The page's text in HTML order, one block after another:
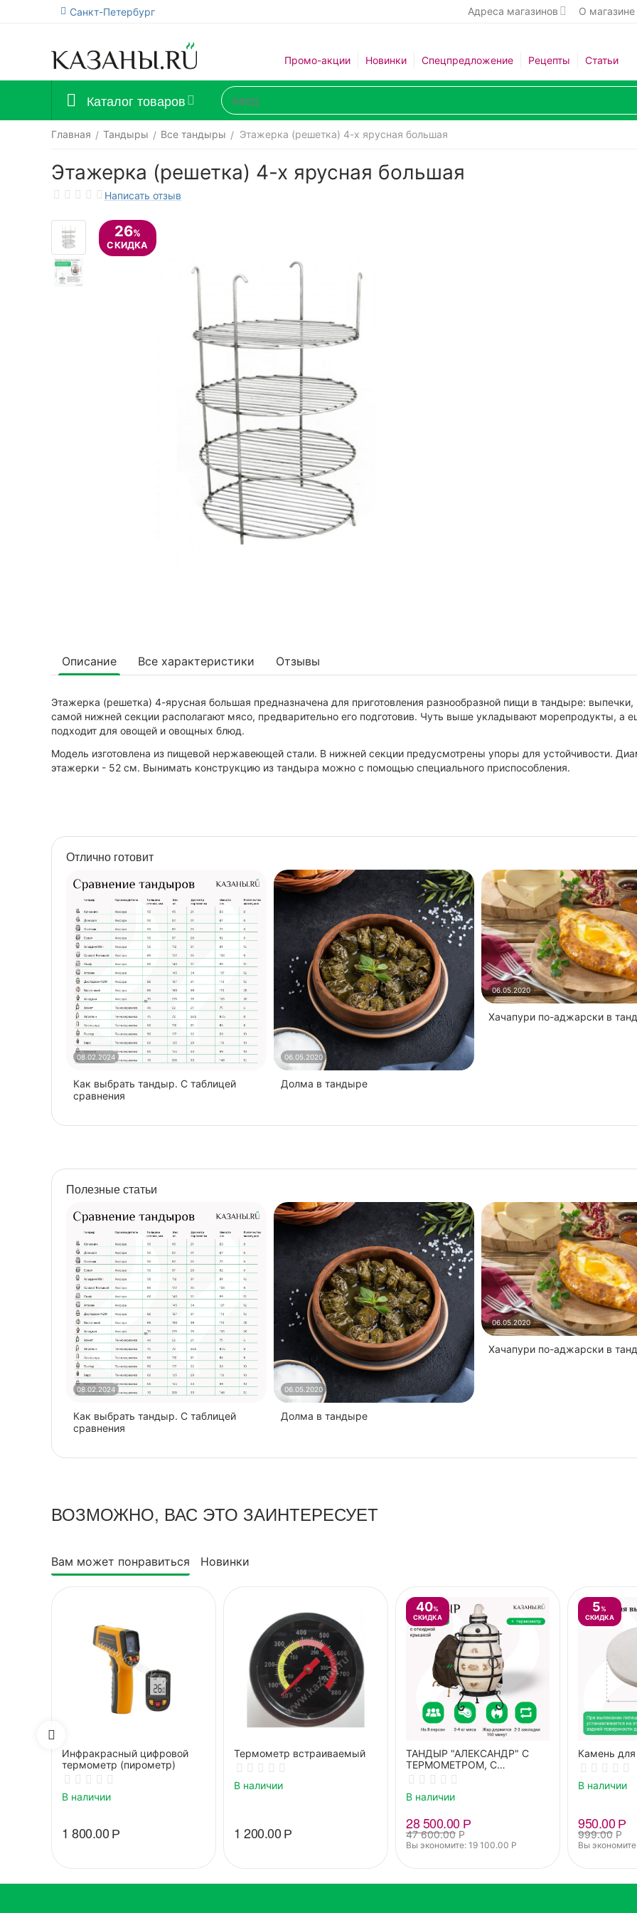
Санкт-Петербург Адреса магазинов О магазине
Промо-акции Новинки Спецпредложение Рецепты Статьи
Каталог товаров
Главная / Тандыры / Все тандыры / Этажерка (решетка) 4-х ярусная большая
Этажерка (решетка) 4-х ярусная большая
Написать отзыв
26
Описание Все характеристики Отзывы
Этажерка (решетка) 4-ярусная большая предназначена для приготовления разнообразной пищи в тандыре:
самой нижней секции располагают мясо, предварительно его подготовив. Чуть выше укладывают морепродукты, а
подходит для овощей и овощных блюд.
Модель изготовлена из пищевой нержавеющей стали. В нижней секции предусмотрены упоры для устойчивости.
этажерки - 52 см. Вынимать конструкцию из тандыра можно с помощью специального приспособления.
Отлично готовит
08.02.2024
Как выбрать тандыр. С таблицей
сравнения
06.05.2020
​Долма в тандыре
06.05.2020
Хачапури по-аджарски в
Полезные статьи
08.02.2024
Как выбрать тандыр. С таблицей
сравнения
06.05.2020
​Долма в тандыре
06.05.2020
Хачапури по-аджарски в
ВОЗМОЖНО, ВАС ЭТО ЗАИНТЕРЕСУЕТ
Вам может понравиться Новинки
Инфракрасный цифровой
термометр (пирометр)
В наличии
1 800.00Р
Термометр встраиваемый
В наличии
1 200.00Р
40%
СКИДКА
ТАНДЫР "АЛЕКСАНДР" С
ТЕРМОМЕТРОМ, С
ОТКИДНОЙ КРЫШКОЙ +
ПОДСТАВКА
В наличии
47 600.00 Р
28 500.00Р
Вы экономите: 19 100.00 Р
5%
СКИДКА
Камень
В наличии
999.00 Р
950.00Р
Вы